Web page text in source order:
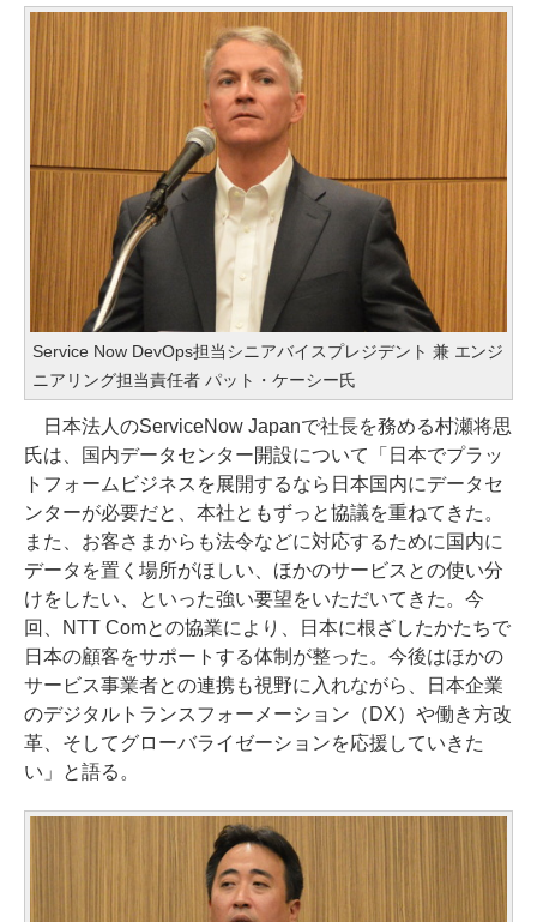
Service Now DevOps担当シニアバイスプレジデント 兼 エンジ
ニアリング担当責任者 パット・ケーシー氏
日本法人のServiceNow Japanで社長を務める村瀬将思
氏は、国内データセンター開設について「日本でプラッ
トフォームビジネスを展開するなら日本国内にデータセ
ンターが必要だと、本社ともずっと協議を重ねてきた。
また、お客さまからも法令などに対応するために国内に
データを置く場所がほしい、ほかのサービスとの使い分
けをしたい、といった強い要望をいただいてきた。今
回、NTT Comとの協業により、日本に根ざしたかたちで
日本の顧客をサポートする体制が整った。今後はほかの
サービス事業者との連携も視野に入れながら、日本企業
のデジタルトランスフォーメーション（DX）や働き方改
革、そしてグローバライゼーションを応援していきた
い」と語る。